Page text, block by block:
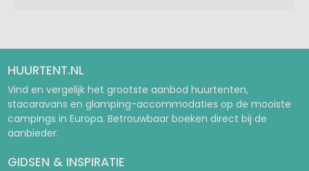
HUURTENT.NL
Vind en vergelijk het grootste aanbod huurtenten,
stacaravans en glamping-accommodaties op de mooiste
campings in Europa. Betrouwbaar boeken direct bij de
aanbieder.
GIDSEN & INSPIRATIE